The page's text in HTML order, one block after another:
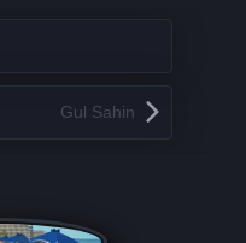
Gul Sahin